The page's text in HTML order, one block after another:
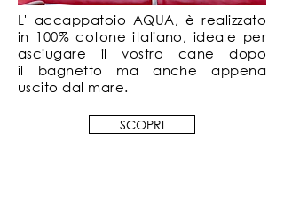
L' accappatoio AQUA, è realizzato
in 100% cotone italiano, ideale per
asciugare il vostro cane dopo
il bagnetto ma anche appena
uscito dal mare.
SCOPRI